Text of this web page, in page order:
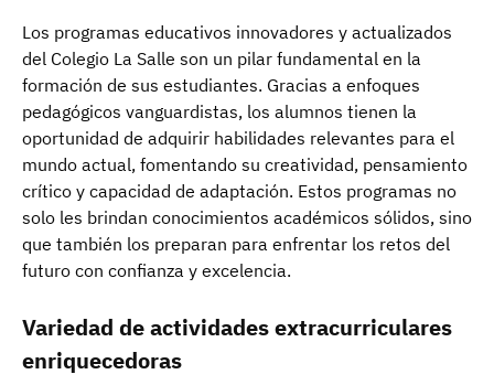
Los programas educativos innovadores y actualizados
del Colegio La Salle son un pilar fundamental en la
formación de sus estudiantes. Gracias a enfoques
pedagógicos vanguardistas, los alumnos tienen la
oportunidad de adquirir habilidades relevantes para el
mundo actual, fomentando su creatividad, pensamiento
crítico y capacidad de adaptación. Estos programas no
solo les brindan conocimientos académicos sólidos, sino
que también los preparan para enfrentar los retos del
futuro con confianza y excelencia.
Variedad de actividades extracurriculares
enriquecedoras